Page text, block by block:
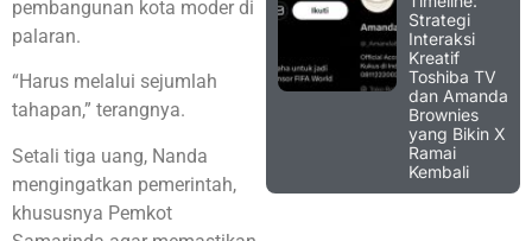
pembangunan kota moder di
palaran.
“Harus melalui sejumlah
tahapan,” terangnya.
Setali tiga uang, Nanda
mengingatkan pemerintah,
khususnya Pemkot
Strategi
Interaksi
Kreatif
Toshiba TV
dan Amanda
Brownies
yang Bikin X
Ramai
Kembali